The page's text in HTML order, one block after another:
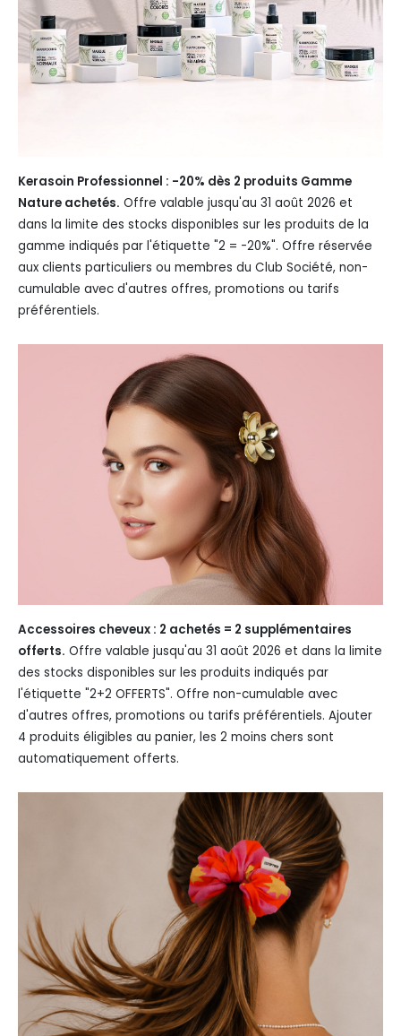
Kerasoin Professionnel : -20% dès 2 produits Gamme
Nature achetés. Offre valable jusqu'au 31 août 2026 et
dans la limite des stocks disponibles sur les produits de la
gamme indiqués par l'étiquette "2 = -20%". Offre réservée
aux clients particuliers ou membres du Club Société, non-
cumulable avec d'autres offres, promotions ou tarifs
préférentiels.
Accessoires cheveux : 2 achetés = 2 supplémentaires
offerts. Offre valable jusqu'au 31 août 2026 et dans la limite
des stocks disponibles sur les produits indiqués par
l'étiquette "2+2 OFFERTS". Offre non-cumulable avec
d'autres offres, promotions ou tarifs préférentiels. Ajouter
4 produits éligibles au panier, les 2 moins chers sont
automatiquement offerts.